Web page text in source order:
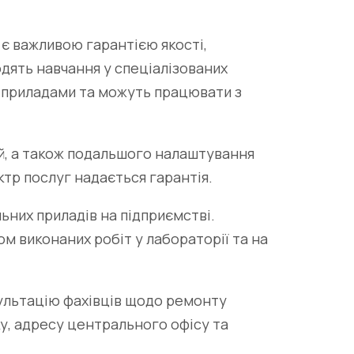
важливою гарантією якості,
навчання у спеціалізованих
та можуть працювати з
а також подальшого налаштування
послуг надається гарантія.
приладів на підприємстві.
виконаних робіт у лабораторії та на
фахівців щодо ремонту
адресу центрального офісу та